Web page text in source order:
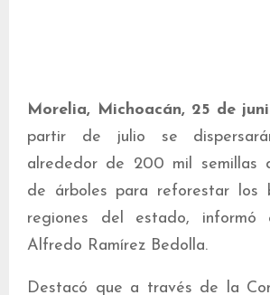
Morelia, Michoacán, 25 de
partir de julio se
alrededor de 200 mil semillas
de árboles para reforestar los
regiones del estado, informó
Alfredo Ramírez Bedolla.
Destacó que a través de la